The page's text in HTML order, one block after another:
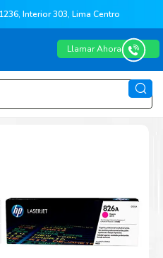
Interior 303, Lima Centro
Llamar Ahora